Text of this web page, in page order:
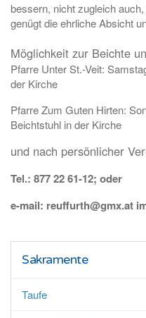
bessern, nicht zugleich
genügt die ehrliche Absicht
Möglichkeit zur Beichte
Pfarre Unter St.-Veit:
der Kirche
Pfarre Zum Guten Hirten:
Beichtstuhl in der Kirche
und nach persönlicher
Tel.: 877 22 61-12; oder
e-mail: reuffurth@gmx.at
Sakramente
Taufe